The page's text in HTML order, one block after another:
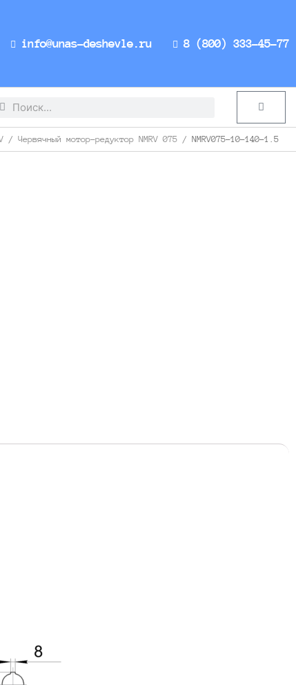
info@unas-deshevle.ru 8 (800) 333-45-77
Search Cart
/ Червячный мотор-редуктор NMRV 075 / NMRV075-10-140-1.5